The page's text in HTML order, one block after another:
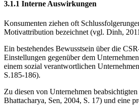
3.1.1 Interne Auswirkungen
Konsumenten ziehen oft
Motivattribution bezeichnet (vgl. Dinh,
Ein bestehendes Bewusstsein über die
Einstellungen gegenüber dem
einem sozial verantwortlichen
S.185-186).
Zu diesen von Unternehmen
Bhattacharya, Sen, 2004, S. 17) und eine